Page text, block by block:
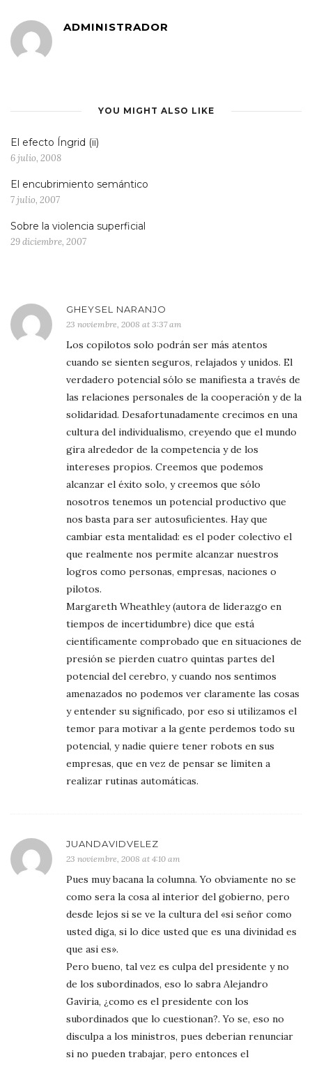
ADMINISTRADOR
YOU MIGHT ALSO LIKE
El efecto Íngrid (ii)
6 julio, 2008
El encubrimiento semántico
7 julio, 2007
Sobre la violencia superficial
29 diciembre, 2007
GHEYSEL NARANJO
23 noviembre, 2008 at 3:37 am
Los copilotos solo podrán ser más atentos
cuando se sienten seguros, relajados y unidos. El
verdadero potencial sólo se manifiesta a través de
las relaciones personales de la cooperación y de la
solidaridad. Desafortunadamente crecimos en una
cultura del individualismo, creyendo que el mundo
gira alrededor de la competencia y de los
intereses propios. Creemos que podemos
alcanzar el éxito solo, y creemos que sólo
nosotros tenemos un potencial productivo que
nos basta para ser autosuficientes. Hay que
cambiar esta mentalidad: es el poder colectivo el
que realmente nos permite alcanzar nuestros
logros como personas, empresas, naciones o
pilotos.
Margareth Wheathley (autora de liderazgo en
tiempos de incertidumbre) dice que está
científicamente comprobado que en situaciones de
presión se pierden cuatro quintas partes del
potencial del cerebro, y cuando nos sentimos
amenazados no podemos ver claramente las cosas
y entender su significado, por eso si utilizamos el
temor para motivar a la gente perdemos todo su
potencial, y nadie quiere tener robots en sus
empresas, que en vez de pensar se limiten a
realizar rutinas automáticas.
JUANDAVIDVELEZ
23 noviembre, 2008 at 4:10 am
Pues muy bacana la columna. Yo obviamente no se
como sera la cosa al interior del gobierno, pero
desde lejos si se ve la cultura del «si señor como
usted diga, si lo dice usted que es una divinidad es
que asi es».
Pero bueno, tal vez es culpa del presidente y no
de los subordinados, eso lo sabra Alejandro
Gaviria, ¿como es el presidente con los
subordinados que lo cuestionan?. Yo se, eso no
disculpa a los ministros, pues deberian renunciar
si no pueden trabajar, pero entonces el